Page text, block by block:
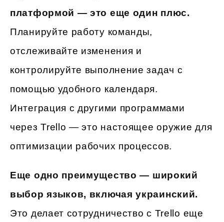
платформой — это еще один плюс.
Планируйте работу команды,
отслеживайте изменения и
контролируйте выполнение задач с
помощью удобного календаря.
Интеграция с другими программами
через Trello — это настоящее оружие для
оптимизации рабочих процессов.
Еще одно преимущество — широкий
выбор языков, включая украинский.
Это делает сотрудничество с Trello еще